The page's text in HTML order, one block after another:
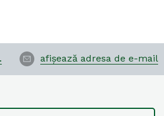
afișează adresa de e-mail